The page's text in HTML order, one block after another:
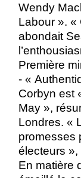
Wendy
Labour ». «
abondait
Première
- «
Corbyn est
May »,
Londres. «
promesses
électeurs »,
En matière